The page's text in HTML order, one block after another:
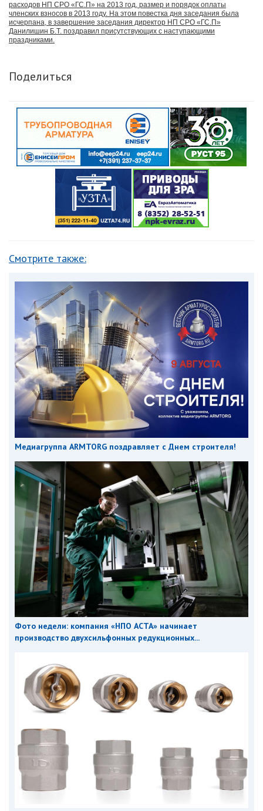
расходов НП СРО «ГС.П» на 2013 год, размер и порядок оплаты
членских взносов в 2013 году. На этом повестка дня заседания была
исчерпана, в завершение заседания директор НП СРО «ГС.П»
Данилишин Б.Т. поздравил присутствующих с наступающими
праздниками.
Поделиться
Смотрите также:
Медиагруппа ARMTORG поздравляет с Днем строителя!
Фото недели: компания «НПО АСТА» начинает
производство двухсильфонных редукционных...